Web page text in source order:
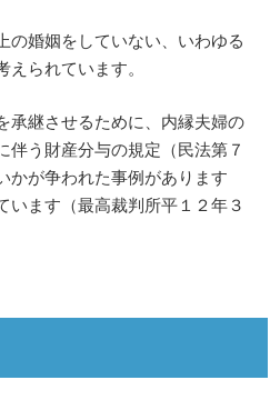
の婚姻をしていない、いわゆる
られています。
承継させるために、内縁夫婦の
伴う財産分与の規定（民法第７
かが争われた事例があります
います（最高裁判所平１２年３